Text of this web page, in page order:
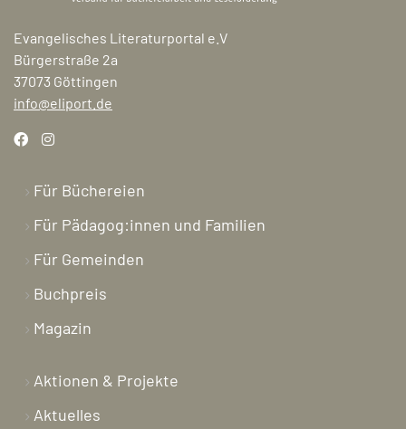
Evangelisches Literaturportal e.V
Bürgerstraße 2a
37073 Göttingen
info@eliport.de
Für Büchereien
Für Pädagog:innen und Familien
Für Gemeinden
Buchpreis
Magazin
Aktionen & Projekte
Aktuelles